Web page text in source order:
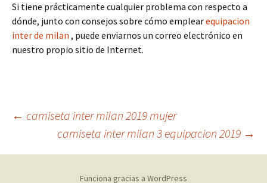
Si tiene prácticamente cualquier problema con respecto a
dónde, junto con consejos sobre cómo emplearequipacion
inter de milan , puede enviarnos un correo electrónico en
nuestro propio sitio de Internet.
Navegación
de
← camiseta inter milan 2019 mujer
camiseta inter milan 3 equipacion 2019 →
Funciona gracias a WordPress